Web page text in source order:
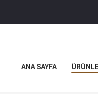
ANA SAYFA